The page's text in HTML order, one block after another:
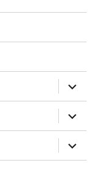
위
메
확
장
위
메
확
장
위
메